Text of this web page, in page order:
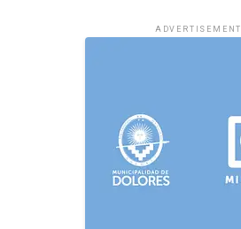
ADVERTISEMENT